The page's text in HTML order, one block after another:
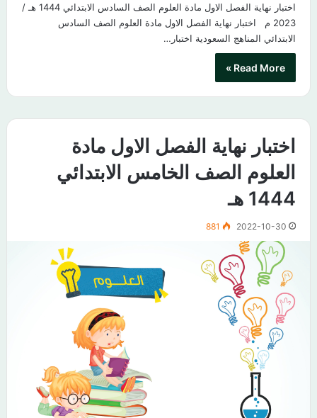
اختبار نهاية الفصل الاول مادة العلوم الصف السادس الابتدائي 1444 هـ /
2023 م اختبار نهاية الفصل الاول مادة العلوم الصف السادس
الابتدائي المناهج السعودية اختبار…
Read More »
اختبار نهاية الفصل الاول مادة
العلوم الصف الخامس الابتدائي
1444 هـ
2022-10-30
881